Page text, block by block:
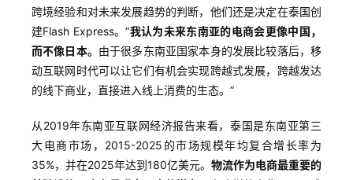
跨境经验和对未来发展趋势的判断，他们还是决定在泰国创
建Flash Express。“我认为未来东南亚的电商会更像中国，
而不像日本。 由于很多东南亚国家本身的发展比较落后，移
动互联网时代可以让它们有机会实现跨越式发展，跨越发达
的线下商业，直接进入线上消费的生态。”
从2019年东南亚互联网经济报告来看，泰国是东南亚第三
大电商市场，2015-2025的市场规模年均复合增长率为
35%，并在2025年达到180亿美元。 物流作为电商最重要的